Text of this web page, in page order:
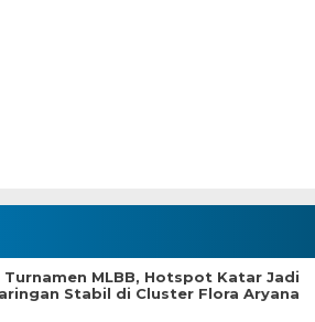
Turnamen MLBB, Hotspot Katar Jadi
Stabil di Cluster Flora Aryana